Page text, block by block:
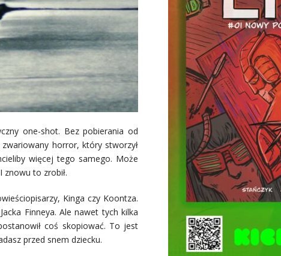
one-shot. Bez pobierania od
horror, który stworzył
więcej tego samego. Może
znowu to zrobił.
Kinga czy Koontza.
Finneya. Ale nawet tych kilka
coś skopiować. To jest
przed snem dziecku.